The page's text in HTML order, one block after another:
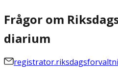
Frågor om
diarium